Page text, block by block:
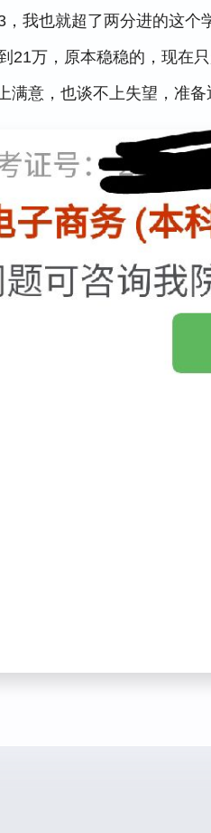
我也就超了两分进的这个
21万，原本稳稳的，现在
满意，也谈不上失望，准